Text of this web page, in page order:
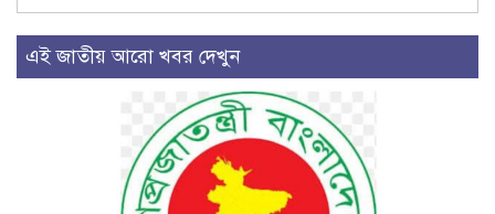
এই জাতীয় আরো খবর দেখুন